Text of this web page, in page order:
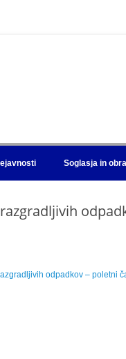
Soglasja in
odpadkov – poletni